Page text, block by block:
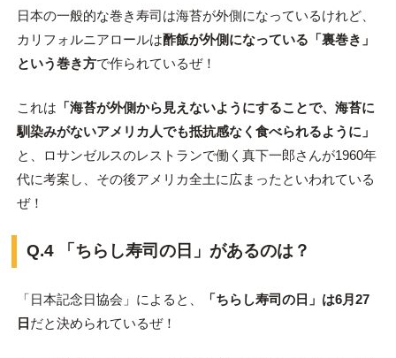
日本の一般的な巻き寿司は海苔が外側になっているけれど、
カリフォルニアロールは酢飯が外側になっている「裏巻き」
という巻き方で作られているぜ！
これは 「海苔が外側から見えないようにすることで、海苔に
馴染みがないアメリカ人でも抵抗感なく食べられるように」
と、ロサンゼルスのレストランで働く真下一郎さんが1960年
代に考案し、その後アメリカ全土に広まったといわれている
ぜ！
Q.4 「ちらし寿司の日」があるのは？
「日本記念日協会」によると、
「ちらし寿司の日」は6月27
日 だと決められているぜ！